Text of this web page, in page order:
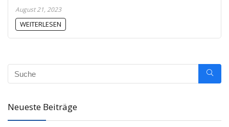
August 21, 2023
WEITERLESEN
Neueste Beiträge